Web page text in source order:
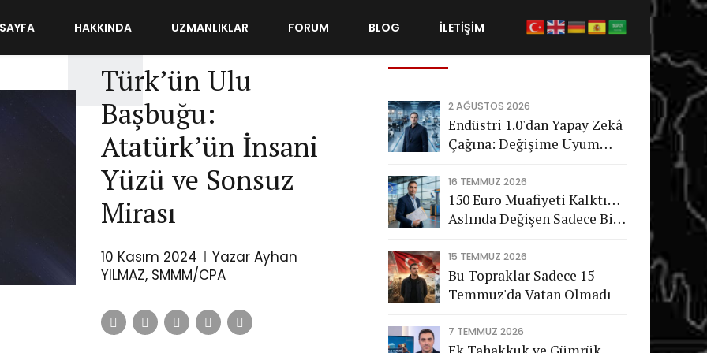
HAKKINDA UZMANLIKLAR FORUM BLOG İLETİŞİM
Türk’ün Ulu
Başbuğu:
Atatürk’ün İnsani
Yüzü ve Sonsuz
Mirası
10 Kasım 2024
Yazar Ayhan
YILMAZ, SMMM/CPA
Son Gönderiler
2 AĞUSTOS 2026
Endüstri 1.0'dan Yapay Zekâ
Çağına: Değişime Uyum
Nasıl Bir Gelecek Bekliyor?
16 TEMMUZ 2026
150 Euro Muafiyeti Kalktı…
Aslında Değişen Sadece Bir
15 TEMMUZ 2026
Bu Topraklar Sadece 15
Temmuz'da Vatan Olmadı
7 TEMMUZ 2026